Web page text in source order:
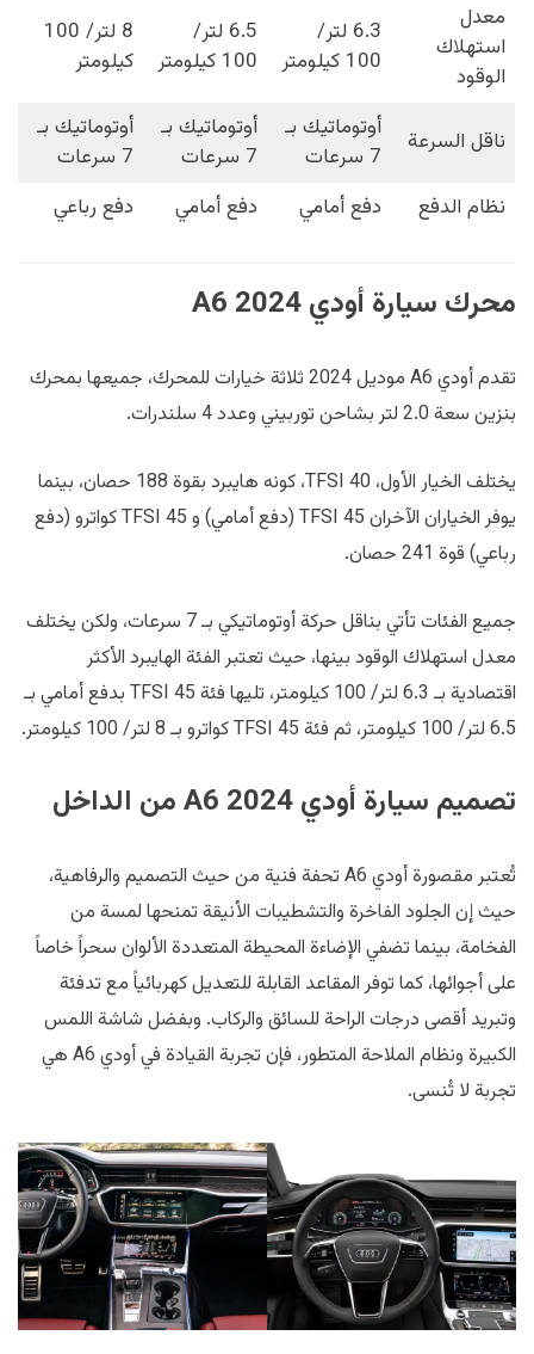
معدل
استهلاك
الوقود
6.3 لتر/
100 كيلومتر
6.5 لتر/
100 كيلومتر
8 لتر/ 100
كيلومتر
ناقل السرعة
أوتوماتيك بـ
7 سرعات
أوتوماتيك بـ
7 سرعات
أوتوماتيك بـ
7 سرعات
نظام الدفع
دفع أمامي دفع أمامي دفع رباعي
محرك سيارة أودي A6 2024
تقدم أودي A6 موديل 2024 ثلاثة خيارات للمحرك، جميعها بمحرك
بنزين سعة 2.0 لتر بشاحن توربيني وعدد 4 سلندرات.
يختلف الخيار الأول، 40 TFSI، كونه هايبرد بقوة 188 حصان، بينما
يوفر الخياران الآخران 45 TFSI (دفع أمامي) و 45 TFSI كواترو (دفع
رباعي) قوة 241 حصان.
جميع الفئات تأتي بناقل حركة أوتوماتيكي بـ 7 سرعات، ولكن يختلف
معدل استهلاك الوقود بينها، حيث تعتبر الفئة الهايبرد الأكثر
اقتصادية بـ 6.3 لتر/ 100 كيلومتر، تليها فئة 45 TFSI بدفع أمامي بـ
6.5 لتر/ 100 كيلومتر، ثم فئة 45 TFSI كواترو بـ 8 لتر/ 100 كيلومتر.
تصميم سيارة أودي A6 2024 من الداخل
تُعتبر مقصورة أودي A6 تحفة فنية من حيث التصميم والرفاهية،
حيث إن الجلود الفاخرة والتشطيبات الأنيقة تمنحها لمسة من
الفخامة، بينما تضفي الإضاءة المحيطة المتعددة الألوان سحراً خاصاً
على أجوائها، كما توفر المقاعد القابلة للتعديل كهربائياً مع تدفئة
وتبريد أقصى درجات الراحة للسائق والركاب. وبفضل شاشة اللمس
الكبيرة ونظام الملاحة المتطور، فإن تجربة القيادة في أودي A6 هي
تجربة لا تُنسى.